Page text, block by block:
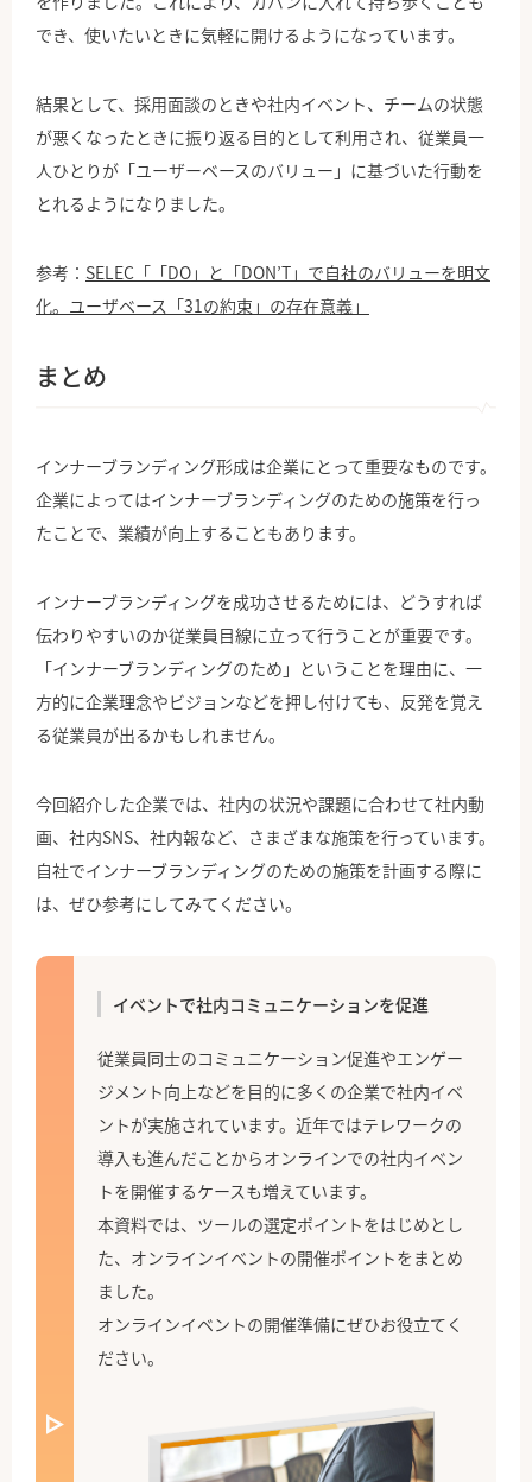
でき、使いたいときに気軽に開けるようになっています。
結果として、採用面談のときや社内イベント、チームの状態
が悪くなったときに振り返る目的として利用され、従業員一
人ひとりが「ユーザーベースのバリュー」に基づいた行動を
とれるようになりました。
参考： SELEC「「DO」と「DON’T」で自社のバリューを明文
化。ユーザベース「31の約束」の存在意義」
まとめ
インナーブランディング形成は企業にとって重要なものです。
企業によってはインナーブランディングのための施策を行っ
たことで、業績が向上することもあります。
インナーブランディングを成功させるためには、どうすれば
伝わりやすいのか従業員目線に立って行うことが重要です。
「インナーブランディングのため」ということを理由に、一
方的に企業理念やビジョンなどを押し付けても、反発を覚え
る従業員が出るかもしれません。
今回紹介した企業では、社内の状況や課題に合わせて社内動
画、社内SNS、社内報など、さまざまな施策を行っています。
自社でインナーブランディングのための施策を計画する際に
は、ぜひ参考にしてみてください。
イベントで社内コミュニケーションを促進
従業員同士のコミュニケーション促進やエンゲー
ジメント向上などを目的に多くの企業で社内イベ
ントが実施されています。近年ではテレワークの
導入も進んだことからオンラインでの社内イベン
トを開催するケースも増えています。
本資料では、ツールの選定ポイントをはじめとし
た、オンラインイベントの開催ポイントをまとめ
ました。
オンラインイベントの開催準備にぜひお役立てく
ださい。